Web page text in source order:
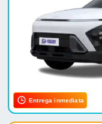
Entrega inmediata